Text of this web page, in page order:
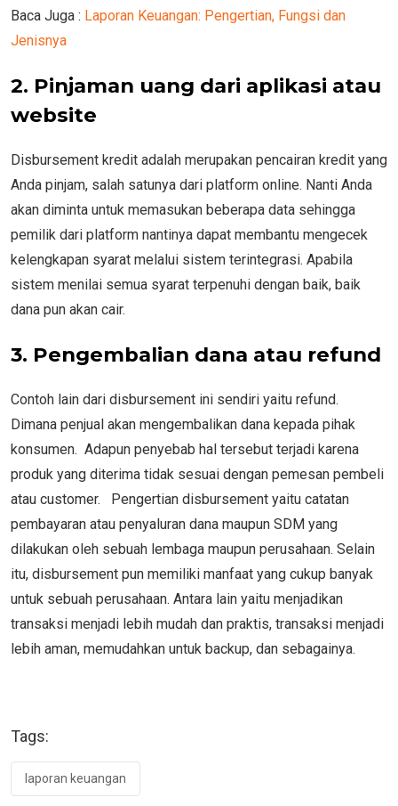
Baca Juga : Laporan Keuangan: Pengertian, Fungsi dan
Jenisnya
2. Pinjaman uang dari aplikasi atau
website
Disbursement kredit adalah merupakan pencairan kredit yang
Anda pinjam, salah satunya dari platform online. Nanti Anda
akan diminta untuk memasukan beberapa data sehingga
pemilik dari platform nantinya dapat membantu mengecek
kelengkapan syarat melalui sistem terintegrasi. Apabila
sistem menilai semua syarat terpenuhi dengan baik, baik
dana pun akan cair.
3. Pengembalian dana atau refund
Contoh lain dari disbursement ini sendiri yaitu refund.
Dimana penjual akan mengembalikan dana kepada pihak
konsumen. Adapun penyebab hal tersebut terjadi karena
produk yang diterima tidak sesuai dengan pemesan pembeli
atau customer. Pengertian disbursement yaitu catatan
pembayaran atau penyaluran dana maupun SDM yang
dilakukan oleh sebuah lembaga maupun perusahaan. Selain
itu, disbursement pun memiliki manfaat yang cukup banyak
untuk sebuah perusahaan. Antara lain yaitu menjadikan
transaksi menjadi lebih mudah dan praktis, transaksi menjadi
lebih aman, memudahkan untuk backup, dan sebagainya.
Tags:
laporan keuangan